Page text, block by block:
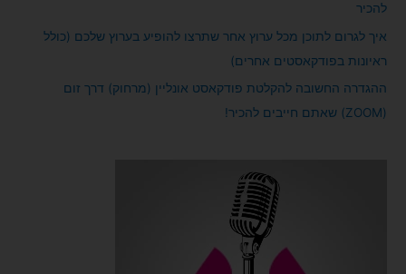
להכיר
איך לגרום לתוכן מכל ערוץ אחר שתרצו להופיע בערוץ שלכם (כולל
ראיונות בפודקאסטים אחרים)
ההגדרה החשובה להקלטת פודקאסט אונליין (מרחוק) דרך זום
(ZOOM) שאתם חייבים להכיר!